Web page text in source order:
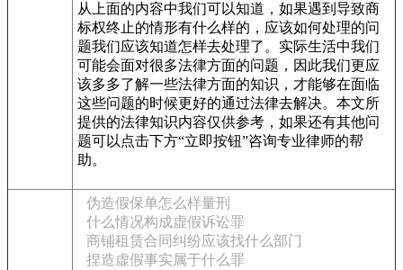
从上面的内容中我们可以知道，如果遇到导致商
标权终止的情形有什么样的，应该如何处理的问
题我们应该知道怎样去处理了。实际生活中我们
可能会面对很多法律方面的问题，因此我们更应
该多多了解一些法律方面的知识，才能够在面临
这些问题的时候更好的通过法律去解决。本文所
提供的法律知识内容仅供参考，如果还有其他问
题可以点击下方“立即按钮”咨询专业律师的帮
助。
伪造假保单怎么样量刑
什么情况构成虚假诉讼罪
商铺租赁合同纠纷应该找什么部门
捏造虚假事实属于什么罪